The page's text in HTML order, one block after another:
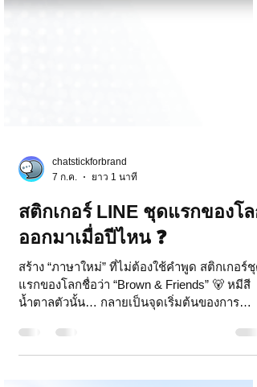
chatstickforbrand
สติกเกอร์ LINE ชุดแรกของโลก
ออกมาเมื่อปีไหน ❓
น้ำตาลตัวนั้น… กลายเป็นจุดเริ่มต้นของการ